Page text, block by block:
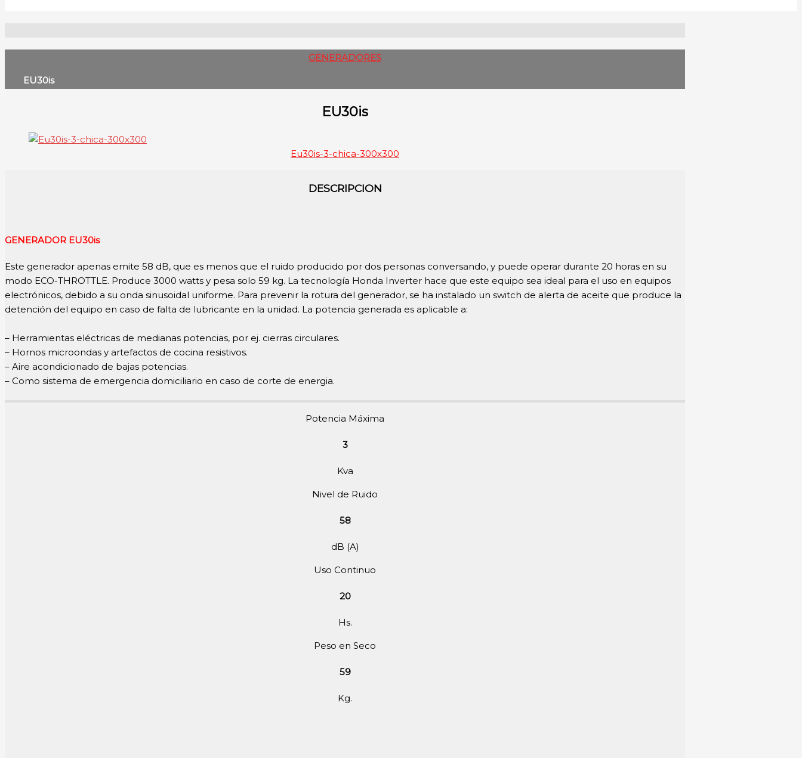
GENERADORES
EU30is
EU30is
Eu30is-3-chica-300x300
DESCRIPCION
GENERADOR EU30is
Este generador apenas emite 58 dB, que es menos que el ruido producido por dos personas conversando, y puede operar durante 20 horas en su
modo ECO-THROTTLE. Produce 3000 watts y pesa solo 59 kg. La tecnología Honda Inverter hace que este equipo sea ideal para el uso en equipos
electrónicos, debido a su onda sinusoidal uniforme. Para prevenir la rotura del generador, se ha instalado un switch de alerta de aceite que produce la
detención del equipo en caso de falta de lubricante en la unidad. La potencia generada es aplicable a:
– Herramientas eléctricas de medianas potencias, por ej. cierras circulares.
– Hornos microondas y artefactos de cocina resistivos.
– Aire acondicionado de bajas potencias.
– Como sistema de emergencia domiciliario en caso de corte de energia.
Potencia Máxima
3
Kva
Nivel de Ruido
58
dB (A)
Uso Continuo
20
Hs.
Peso en Seco
59
Kg.